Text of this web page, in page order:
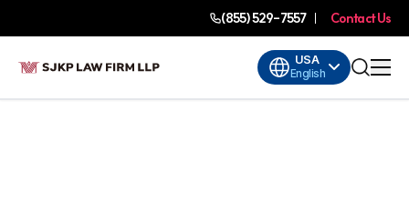
(855) 529-7557 Contact Us
USA
English